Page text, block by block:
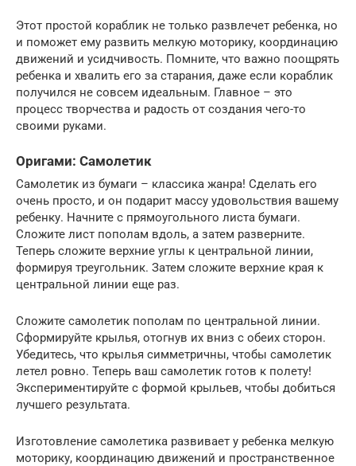
Этот простой кораблик не только развлечет ребенка, но
и поможет ему развить мелкую моторику, координацию
движений и усидчивость. Помните, что важно поощрять
ребенка и хвалить его за старания, даже если кораблик
получился не совсем идеальным. Главное – это
процесс творчества и радость от создания чего-то
своими руками.
Оригами: Самолетик
Самолетик из бумаги – классика жанра! Сделать его
очень просто, и он подарит массу удовольствия вашему
ребенку. Начните с прямоугольного листа бумаги.
Сложите лист пополам вдоль, а затем разверните.
Теперь сложите верхние углы к центральной линии,
формируя треугольник. Затем сложите верхние края к
центральной линии еще раз.
Сложите самолетик пополам по центральной линии.
Сформируйте крылья, отогнув их вниз с обеих сторон.
Убедитесь, что крылья симметричны, чтобы самолетик
летел ровно. Теперь ваш самолетик готов к полету!
Экспериментируйте с формой крыльев, чтобы добиться
лучшего результата.
Изготовление самолетика развивает у ребенка мелкую
моторику, координацию движений и пространственное